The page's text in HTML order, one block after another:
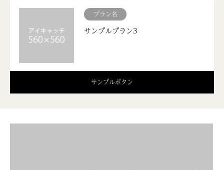
プラン名
サンプルプラン3
サンプルボタン